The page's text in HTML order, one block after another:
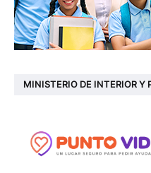
MINISTERIO DE INTERIOR Y